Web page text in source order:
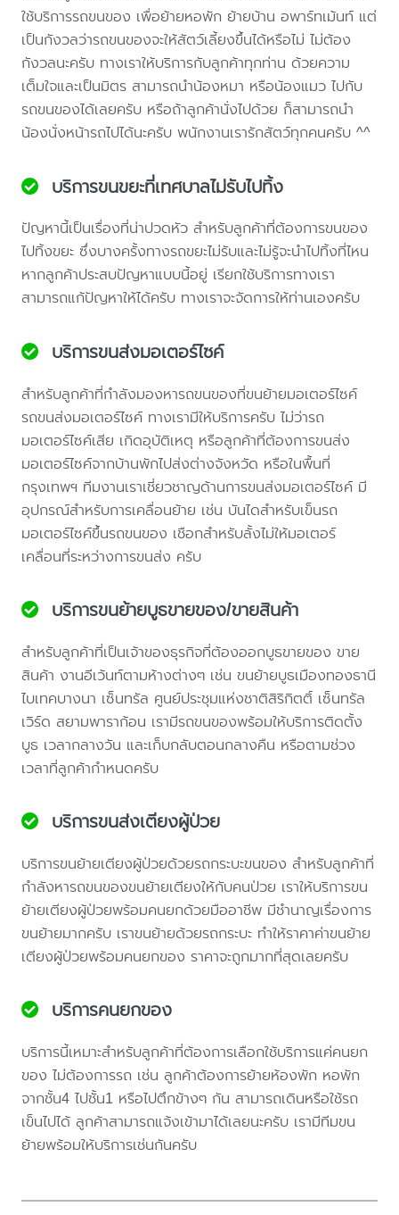
ใช้บริการรถขนของ เพื่อย้ายหอพัก ย้ายบ้าน อพาร์ทเม้นท์ แต่
เป็นกังวลว่ารถขนของจะให้สัตว์เลี้ยงขึ้นได้หรือไม่ ไม่ต้อง
กังวลนะครับ ทางเราให้บริการกับลูกค้าทุกท่าน ด้วยความ
เต็มใจและเป็นมิตร สามารถนำน้องหมา หรือน้องแมว ไปกับ
รถขนของได้เลยครับ หรือถ้าลูกค้านั่งไปด้วย ก็สามารถนำ
น้องนั่งหน้ารถไปได้นะครับ พนักงานเรารักสัตว์ทุกคนครับ ^^
บริการขนขยะที่เทศบาลไม่รับไปทิ้ง
ปัญหานี้เป็นเรื่องที่น่าปวดหัว สำหรับลูกค้าที่ต้องการขนของ
ไปทิ้งขยะ ซึ่งบางครั้งทางรถขยะไม่รับและไม่รู้จะนำไปทิ้งที่ไหน
หากลูกค้าประสบปัญหาแบบนี้อยู่ เรียกใช้บริการทางเรา
สามารถแก้ปัญหาให้ได้ครับ ทางเราจะจัดการให้ท่านเองครับ
บริการขนส่งมอเตอร์ไซค์
สำหรับลูกค้าที่กำลังมองหารถขนของที่ขนย้ายมอเตอร์ไซค์
รถขนส่งมอเตอร์ไซค์ ทางเรามีให้บริการครับ ไม่ว่ารถ
มอเตอร์ไซค์เสีย เกิดอุบัติเหตุ หรือลูกค้าที่ต้องการขนส่ง
มอเตอร์ไซค์จากบ้านพักไปส่งต่างจังหวัด หรือในพื้นที่
กรุงเทพฯ ทีมงานเราเชี่ยวชาญด้านการขนส่งมอเตอร์ไซค์ มี
อุปกรณ์สำหรับการเคลื่อนย้าย เช่น บันไดสำหรับเข็นรถ
มอเตอร์ไซค์ขึ้นรถขนของ เชือกสำหรับลั้งไม่ให้มอเตอร์
เคลื่อนที่ระหว่างการขนส่ง ครับ
บริการขนย้ายบูธขายของ/ขายสินค้า
สำหรับลูกค้าที่เป็นเจ้าของธุรกิจที่ต้องออกบูธขายของ ขาย
สินค้า งานอีเว้นท์ตามห้างต่างๆ เช่น ขนย้ายบูธเมืองทองธานี
ไบเทคบางนา เซ็นทรัล ศูนย์ประชุมแห่งชาติสิริกิตติ์ เซ็นทรัล
เวิร์ด สยามพาราก้อน เรามีรถขนของพร้อมให้บริการติดตั้ง
บูธ เวลากลางวัน และเก็บกลับตอนกลางคืน หรือตามช่วง
เวลาที่ลูกค้ากำหนดครับ
บริการขนส่งเตียงผู้ป่วย
บริการขนย้ายเตียงผู้ป่วยด้วยรถกระบะขนของ สำหรับลูกค้าที่
กำลังหารถขนของขนย้ายเตียงให้กับคนป่วย เราให้บริการขน
ย้ายเตียงผู้ป่วยพร้อมคนยกด้วยมืออาชีพ มีชำนาญเรื่องการ
ขนย้ายมากครับ เราขนย้ายด้วยรถกระบะ ทำให้ราคาค่าขนย้าย
เตียงผู้ป่วยพร้อมคนยกของ ราคาจะถูกมากที่สุดเลยครับ
บริการคนยกของ
บริการนี้เหมาะสำหรับลูกค้าที่ต้องการเลือกใช้บริการแค่คนยก
ของ ไม่ต้องการรถ เช่น ลูกค้าต้องการย้ายห้องพัก หอพัก
จากชั้น4 ไปชั้น1 หรือไปตึกข้างๆ กัน สามารถเดินหรือใช้รถ
เข็นไปได้ ลูกค้าสามารถแจ้งเข้ามาได้เลยนะครับ เรามีทีมขน
ย้ายพร้อมให้บริการเช่นกันครับ